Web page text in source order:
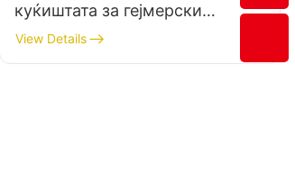
куќиштата за гејмерски
компјутери врз основа на
нивниот структурен
View Details